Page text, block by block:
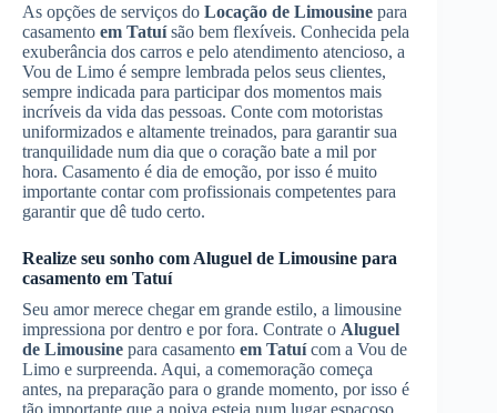
As opções de serviços do Locação de Limousine para
casamento em Tatuísão bem flexíveis. Conhecida pela
exuberância dos carros e pelo atendimento atencioso, a
Vou de Limo é sempre lembrada pelos seus clientes,
sempre indicada para participar dos momentos mais
incríveis da vida das pessoas. Conte com motoristas
uniformizados e altamente treinados, para garantir sua
tranquilidade num dia que o coração bate a mil por
hora. Casamento é dia de emoção, por isso é muito
importante contar com profissionais competentes para
garantir que dê tudo certo.
Realize seu sonho com Aluguel de Limousine para
casamento em Tatuí
Seu amor merece chegar em grande estilo, a limousine
impressiona por dentro e por fora. Contrate o Aluguel
de Limousine para casamento em Tatuícom a Vou de
Limo e surpreenda. Aqui, a comemoração começa
antes, na preparação para o grande momento, por isso é
tão importante que a noiva esteja num lugar espaçoso,